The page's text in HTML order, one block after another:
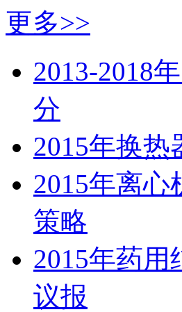
更多>>
2013-2018
分
2015年换
2015年离
策略
2015年药
议报